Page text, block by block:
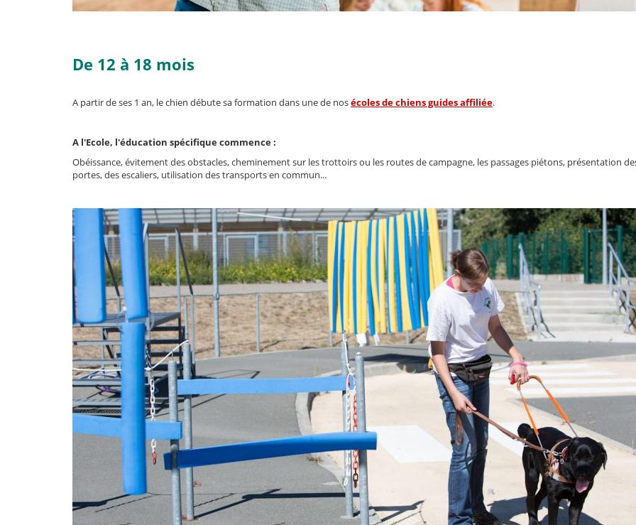
De 12 à 18 mois
A partir de ses 1 an, le chien débute sa formation dans une de nosécoles de chiens guides affiliée.
A l'Ecole, l'éducation spécifique commence :
Obéissance, évitement des obstacles, cheminement sur les trottoirs ou les routes de campagne, les passages piétons, présentation
portes, des escaliers, utilisation des transports en commun...